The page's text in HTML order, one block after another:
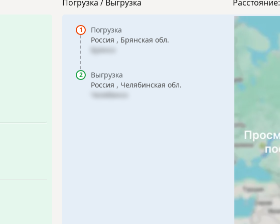
Погрузка / Выгрузка
Погрузка
Россия , Брянская обл.
Брянск
Выгрузка
Россия , Челябинская обл.
Челябинск
Расстояние: